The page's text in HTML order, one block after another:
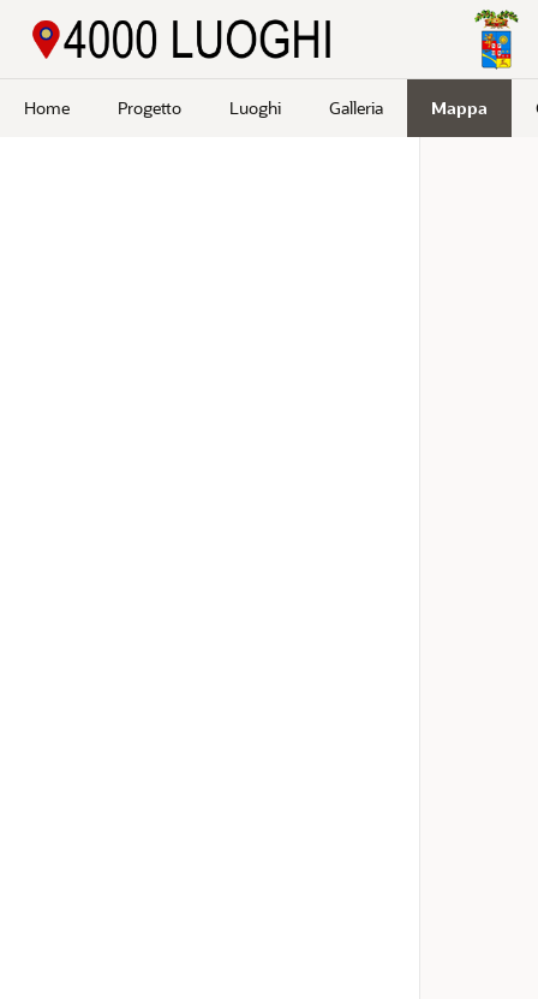
Home Progetto Luoghi Galleria Mappa